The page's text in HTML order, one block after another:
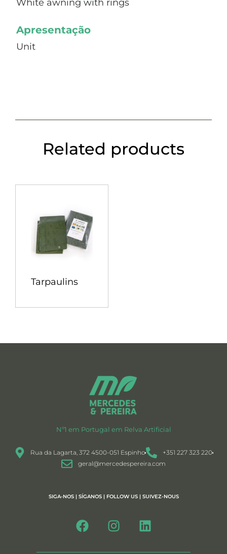
White awning with rings
Apresentação
Unit
Related products
Tarpaulins
Nº1 em Portugal em Relva Artificial
Rua da Lagarta, 372 4500-051 Espinho
+351 227 323 220
geral@mercedespereira.com
SIGA-NOS | SÍGANOS | FOLLOW US | SUIVEZ-NOUS